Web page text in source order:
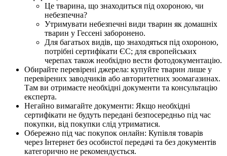
Це тварина, що знаходиться під охороною, чи
небезпечна?
Утримувати небезпечні види тварин як домашніх
тварин у Гессені заборонено.
Для багатьох видів, що знаходяться під охороною,
потрібні сертифікати ЄС; для європейських
черепах також необхідно вести фотодокументацію.
Обирайте перевірені джерела: купуйте тварин лише у
перевірених заводчиків або авторитетних зоомагазинах.
Там ви отримаєте необхідні документи та консультацію
експерта.
Негайно вимагайте документи: Якщо необхідні
сертифікати не будуть передані безпосередньо під час
покупки, від покупки слід утриматися.
Обережно під час покупок онлайн: Купівля товарів
через Інтернет без особистої передачі та без документів
категорично не рекомендується.